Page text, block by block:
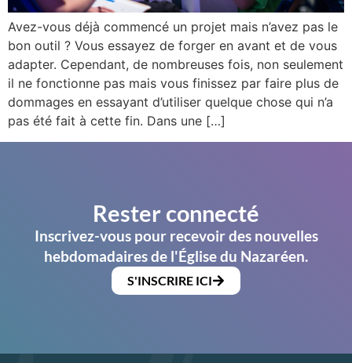
Avez-vous déjà commencé un projet mais n’avez pas le
bon outil ? Vous essayez de forger en avant et de vous
adapter. Cependant, de nombreuses fois, non seulement
il ne fonctionne pas mais vous finissez par faire plus de
dommages en essayant d’utiliser quelque chose qui n’a
pas été fait à cette fin. Dans une […]
Rester connecté
Inscrivez-vous pour recevoir des nouvelles
hebdomadaires de l'Église du Nazaréen.
S'INSCRIRE ICI